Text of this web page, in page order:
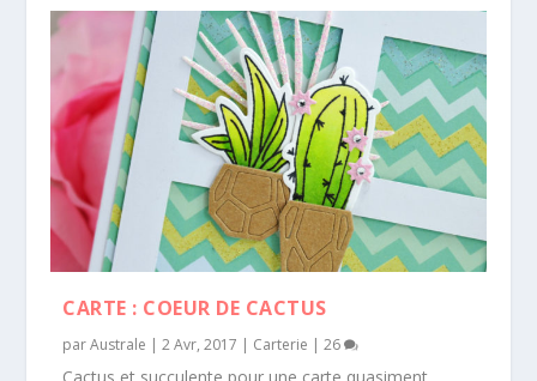
CARTE : COEUR DE CACTUS
parAustrale |2 Avr, 2017 | Carterie |26